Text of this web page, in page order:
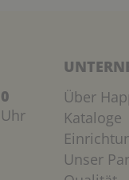
Über
Kataloge
Unser